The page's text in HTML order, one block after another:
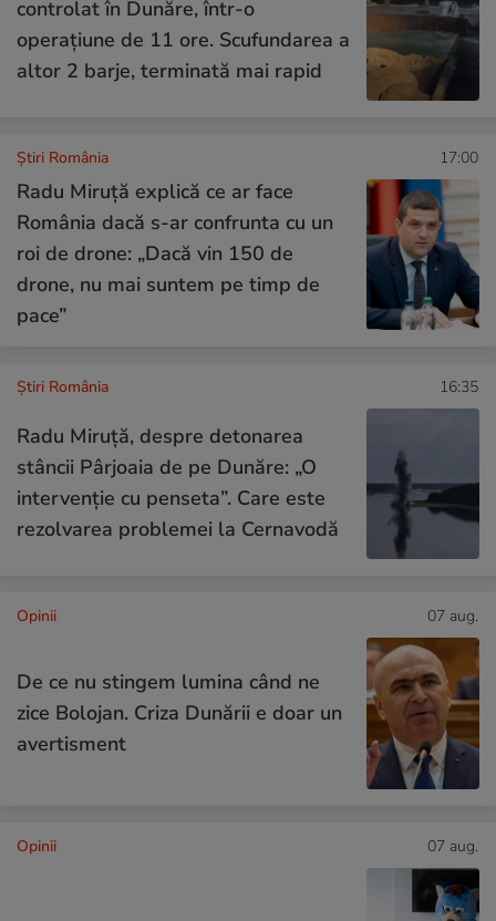
controlat în Dunăre, într-o
operațiune de 11 ore. Scufundarea a
altor 2 barje, terminată mai rapid
Știri România 17:00
Radu Miruță explică ce ar face
România dacă s-ar confrunta cu un
roi de drone: „Dacă vin 150 de
drone, nu mai suntem pe timp de
pace”
Știri România 16:35
Radu Miruță, despre detonarea
stâncii Pârjoaia de pe Dunăre: „O
intervenție cu penseta”. Care este
rezolvarea problemei la Cernavodă
Opinii 07 aug.
De ce nu stingem lumina când ne
zice Bolojan. Criza Dunării e doar un
avertisment
Opinii 07 aug.